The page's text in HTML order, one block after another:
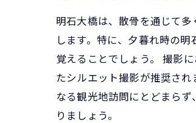
明石大橋は、散骨を通じて
します。特に、夕暮れ時の
覚えることでしょう。 撮影
たシルエット撮影が推奨さ
なる観光地訪問にとどまら
りましょう。